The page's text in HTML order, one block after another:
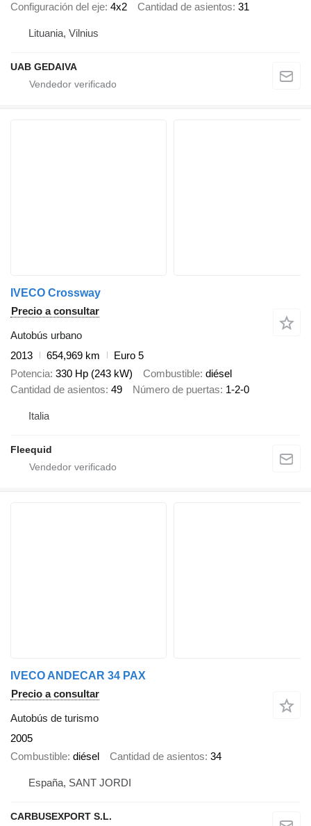
Configuración del eje 4x2 Cantidad de asientos 31
Lituania, Vilnius
UAB GEDAIVA
IVECO Crossway
Precio a consultar
Autobús urbano
2013
654,969 km
Euro 5
Potencia 330 Hp (243 kW) Combustible diésel
Cantidad de asientos 49 Número de puertas 1-2-0
Italia
Fleequid
IVECO ANDECAR 34 PAX
Precio a consultar
Autobús de turismo
2005
Combustible diésel Cantidad de asientos 34
España, SANT JORDI
CARBUSEXPORT S.L.